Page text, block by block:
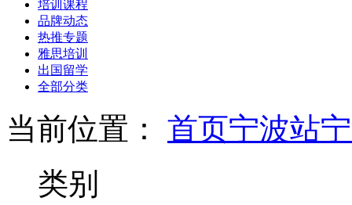
培训课程
品牌动态
热推专题
雅思培训
出国留学
全部分类
当前位置： 首页宁波站
类别